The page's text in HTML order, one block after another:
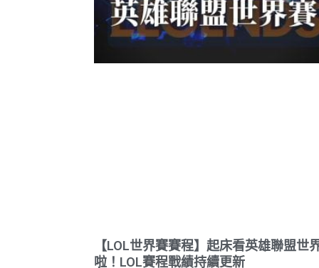
【LOL世界賽賽程】起床看英雄聯盟世
啦！LOL賽程戰績持續更新